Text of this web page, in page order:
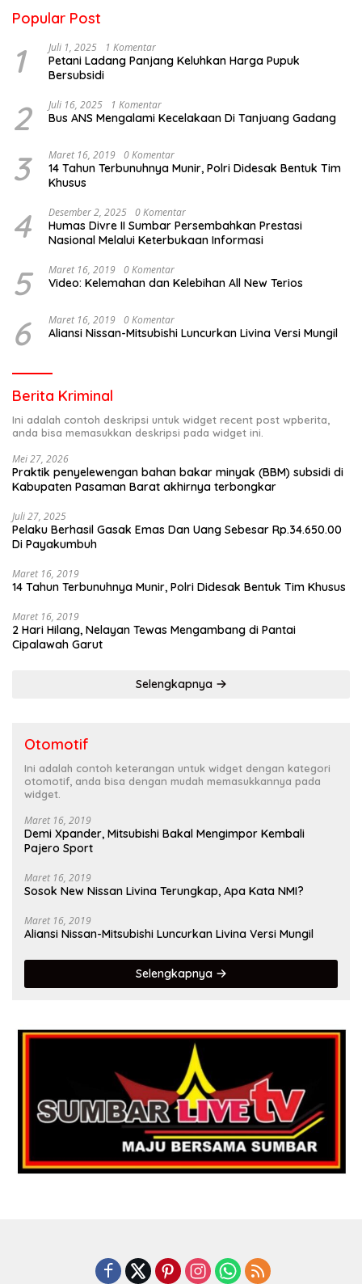
Popular Post
1 Juli 1, 2025 1 Komentar
Petani Ladang Panjang Keluhkan Harga Pupuk
Bersubsidi
2 Juli 16, 2025 1 Komentar
Bus ANS Mengalami Kecelakaan Di Tanjuang Gadang
3 Maret 16, 2019 0 Komentar
14 Tahun Terbunuhnya Munir, Polri Didesak Bentuk Tim
Khusus
4 Desember 2, 2025 0 Komentar
Humas Divre II Sumbar Persembahkan Prestasi
Nasional Melalui Keterbukaan Informasi
5 Maret 16, 2019 0 Komentar
Video: Kelemahan dan Kelebihan All New Terios
6 Maret 16, 2019 0 Komentar
Aliansi Nissan-Mitsubishi Luncurkan Livina Versi Mungil
Berita Kriminal
Ini adalah contoh deskripsi untuk widget recent post wpberita,
anda bisa memasukkan deskripsi pada widget ini.
Mei 27, 2026
Praktik penyelewengan bahan bakar minyak (BBM) subsidi di
Kabupaten Pasaman Barat akhirnya terbongkar
Juli 27, 2025
Pelaku Berhasil Gasak Emas Dan Uang Sebesar Rp.34.650.00
Di Payakumbuh
Maret 16, 2019
14 Tahun Terbunuhnya Munir, Polri Didesak Bentuk Tim Khusus
Maret 16, 2019
2 Hari Hilang, Nelayan Tewas Mengambang di Pantai
Cipalawah Garut
Selengkapnya
Otomotif
Ini adalah contoh keterangan untuk widget dengan kategori
otomotif, anda bisa dengan mudah memasukkannya pada
widget.
Maret 16, 2019
Demi Xpander, Mitsubishi Bakal Mengimpor Kembali
Pajero Sport
Maret 16, 2019
Sosok New Nissan Livina Terungkap, Apa Kata NMI?
Maret 16, 2019
Aliansi Nissan-Mitsubishi Luncurkan Livina Versi Mungil
Selengkapnya